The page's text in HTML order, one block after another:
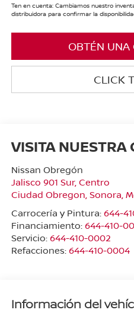
Ten en cuenta: Cambiamos nuestro
distribuidora para confirmar la
OBTÉN UNA
CLICK
VISITA NUESTRA
Nissan Obregón
Jalisco 901 Sur, Centro
Ciudad Obregon Sonora ,
Carrocería y Pintura: 644-
Financiamiento: 644-410-
Servicio: 644-410-0002
Refacciones: 644-410-0004
Información del